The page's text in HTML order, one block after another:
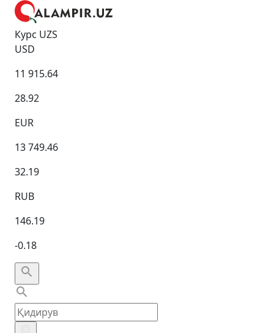
Курс UZS
USD
11 915.64
28.92
EUR
13 749.46
32.19
RUB
146.19
-0.18